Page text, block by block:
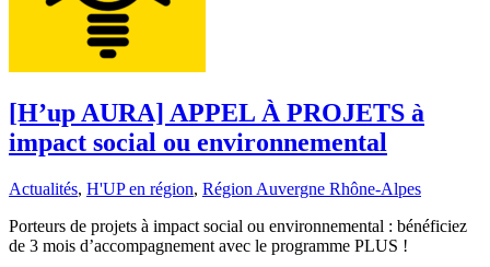
[H’up AURA] APPEL À PROJETS à
impact social ou environnemental
Actualités, H'UP en région, Région Auvergne Rhône-Alpes
Porteurs de projets à impact social ou environnemental : bénéficiez
de 3 mois d’accompagnement avec le programme PLUS !